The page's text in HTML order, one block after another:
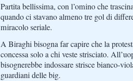
Partita bellissima, con l’omino che
quando ci stavano almeno tre gol di
miracolo seriale.
A Biraghi bisogna far capire che la
concessa solo a chi veste strisciato.
bisognerebbe indossare strisce bianco-
guardiani delle big.